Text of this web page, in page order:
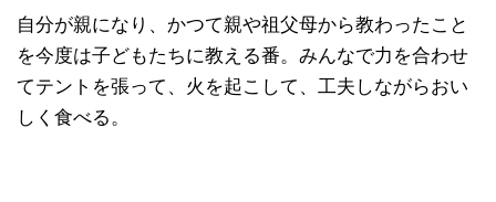
自分が親になり、かつて親や祖父母から教わったこと
を今度は子どもたちに教える番。みんなで力を合わせ
てテントを張って、火を起こして、工夫しながらおい
しく食べる。